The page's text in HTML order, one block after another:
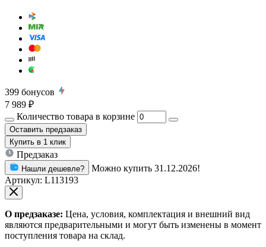
399 бонусов
7 989 ₽
Количество товара в корзине
Оставить предзаказ
Купить в 1 клик
Предзаказ
Нашли дешевле?
Можно купить 31.12.2026!
Артикул: L113193
О предзаказе: Цена, условия, комплектация и внешний вид
являются предварительными и могут быть изменены в момент
поступления товара на склад.